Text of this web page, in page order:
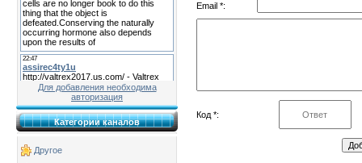
Для добавления необходима
авторизация
Категории каналов
Другое
Email *:
Код *: